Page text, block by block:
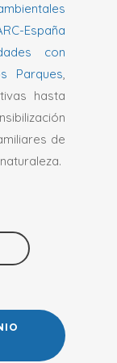
España
con
Parques,
hasta
de